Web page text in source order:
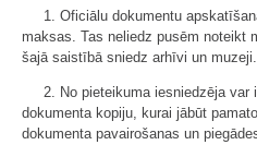
1. Oficiālu dokumentu
maksas. Tas neliedz pusēm noteikt
šajā saistībā sniedz arhīvi un muzeji.
2. No pieteikuma iesniedzēja var
dokumenta kopiju, kurai jābūt
dokumenta pavairošanas un